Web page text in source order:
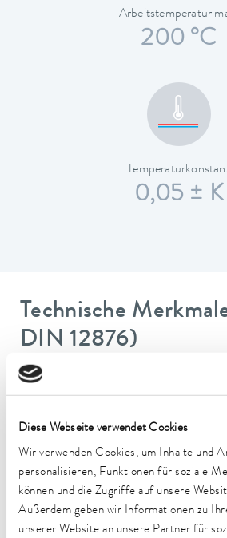
Diese Webseite verwendet Cookies
Wir verwenden Cookies, um Inhalte und
personalisieren, Funktionen für soziale
können und die Zugriffe auf unsere
Außerdem geben wir Informationen zu
unserer Website an unsere Partner für
Arbeitstemperatur
200 °C
0,05 ± K
Technische
DIN 12876)
-40 ... 200 °C
Umgebungstemperaturbereich
5 ... 40 °C